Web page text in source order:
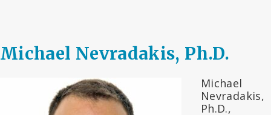
Michael Nevradakis, Ph.D.
Michael
Nevradakis,
Ph.D.,